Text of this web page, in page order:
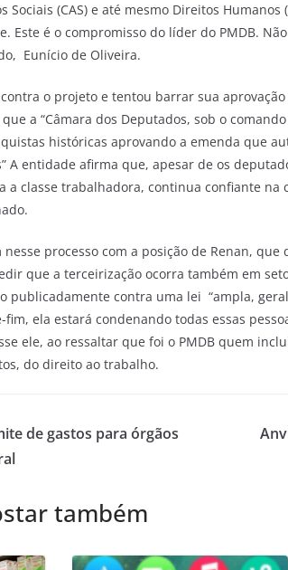
Sociais (CAS) e até mesmo Direitos Humanos
Este é o compromisso do líder do PMDB.
Eunício de Oliveira.
o projeto e tentou barrar sua
a “Câmara dos Deputados, sob o
históricas aprovando a emenda que
A entidade afirma que, apesar de os
a classe trabalhadora, continua confiante na
processo com a posição de Renan,
que a terceirização ocorra também em
publicadamente contra uma lei “ampla,
ela estará condenando todas essas
ele, ao ressaltar que foi o PMDB quem
do direito ao trabalho.
de gastos para órgãos
também